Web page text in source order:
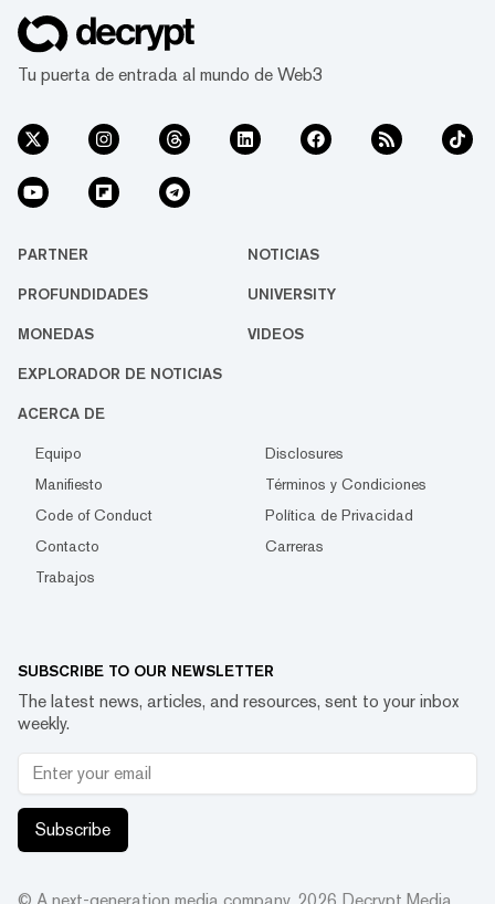
Tu puerta de entrada al mundo de Web3
PARTNER NOTICIAS
PROFUNDIDADES UNIVERSITY
MONEDAS VIDEOS
EXPLORADOR DE NOTICIAS
ACERCA DE
Equipo
Disclosures
Manifiesto
Términos y Condiciones
Code of Conduct
Política de Privacidad
Contacto
Carreras
Trabajos
SUBSCRIBE TO OUR NEWSLETTER
The latest news, articles, and resources, sent to your inbox
weekly.
Subscribe